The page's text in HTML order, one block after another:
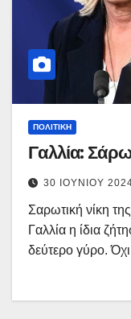
ΠΟΛΙΤΙΚΉ
Γαλλία:
30 ΙΟΥΝΊΟΥ
Σαρωτική νίκη
Γαλλία η ίδια
δεύτερο γύρο.